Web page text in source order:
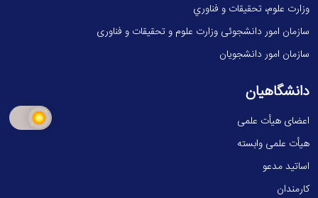
وزارت علوم، تحقيقات و فناوري
سازمان امور دانشجوئی وزارت علوم و تحقیقات و فناوری
سازمان امور دانشجویان
دانشگاهیان
اعضای هیأت علمی
هیأت علمی وابسته
اساتید مدعو
کارمندان